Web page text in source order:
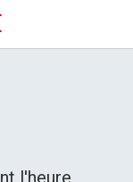
l'heure